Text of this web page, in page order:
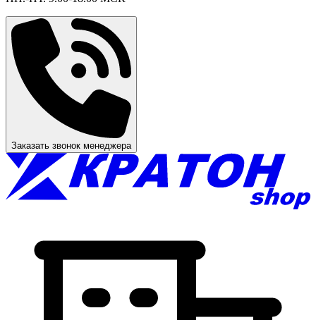
Заказать звонок менеджера